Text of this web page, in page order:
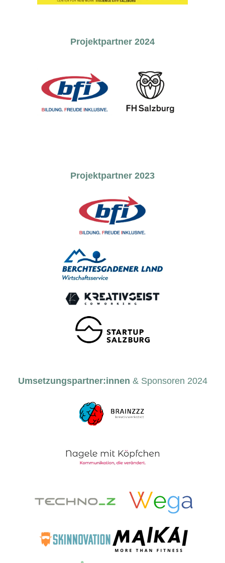
Projektpartner 2024
Projektpartner 2023
Umsetzungspartner:innen & Sponsoren 2024